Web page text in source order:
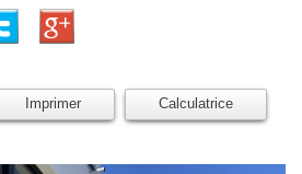
Imprimer Calculatrice